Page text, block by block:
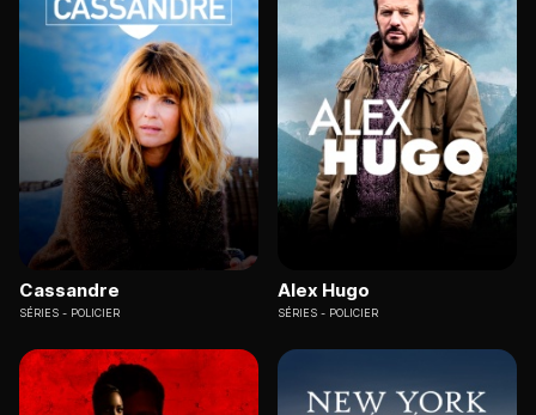
Cassandre
SÉRIES POLICIER
Alex Hugo
SÉRIES POLICIER